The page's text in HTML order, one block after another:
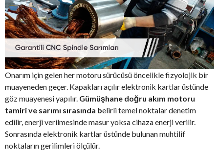
Onarım için gelen her motoru sürücüsü öncelikle fizyolojik bir
muayeneden geçer. Kapakları açılır elektronik kartlar üstünde
göz muayenesi yapılır. Gümüşhane doğru akım motoru
tamiri ve sarımı sırasında belirli temel noktalar denetim
edilir, enerji verilmesinde masur yoksa cihaza enerji verilir.
Sonrasında elektronik kartlar üstünde bulunan muhtilif
noktaların gerilimleri ölçülür.